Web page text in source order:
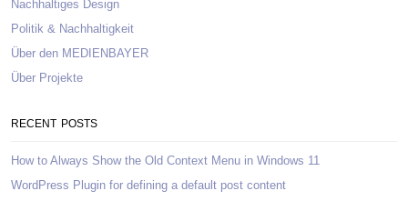
Nachhaltiges Design
Politik & Nachhaltigkeit
Über den MEDIENBAYER
Über Projekte
RECENT POSTS
How to Always Show the Old Context Menu in Windows 11
WordPress Plugin for defining a default post content